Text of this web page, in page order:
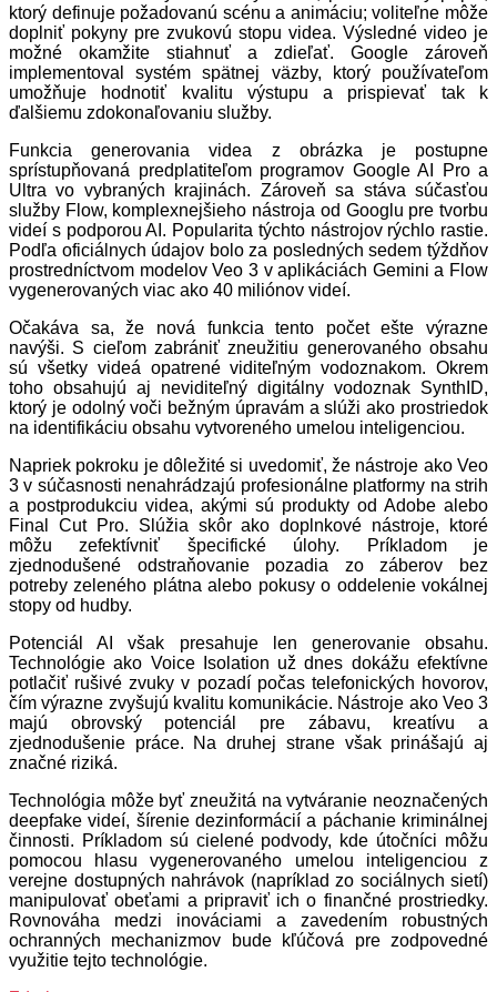
ktorý definuje požadovanú scénu a animáciu; voliteľne môže
doplniť pokyny pre zvukovú stopu videa. Výsledné video je
možné okamžite stiahnuť a zdieľať. Google zároveň
implementoval systém spätnej väzby, ktorý používateľom
umožňuje hodnotiť kvalitu výstupu a prispievať tak k
ďalšiemu zdokonaľovaniu služby.
Funkcia generovania videa z obrázka je postupne
sprístupňovaná predplatiteľom programov Google AI Pro a
Ultra vo vybraných krajinách. Zároveň sa stáva súčasťou
služby Flow, komplexnejšieho nástroja od Googlu pre tvorbu
videí s podporou AI. Popularita týchto nástrojov rýchlo rastie.
Podľa oficiálnych údajov bolo za posledných sedem týždňov
prostredníctvom modelov Veo 3 v aplikáciách Gemini a Flow
vygenerovaných viac ako 40 miliónov videí.
Očakáva sa, že nová funkcia tento počet ešte výrazne
navýši. S cieľom zabrániť zneužitiu generovaného obsahu
sú všetky videá opatrené viditeľným vodoznakom. Okrem
toho obsahujú aj neviditeľný digitálny vodoznak SynthID,
ktorý je odolný voči bežným úpravám a slúži ako prostriedok
na identifikáciu obsahu vytvoreného umelou inteligenciou.
Napriek pokroku je dôležité si uvedomiť, že nástroje ako Veo
3 v súčasnosti nenahrádzajú profesionálne platformy na strih
a postprodukciu videa, akými sú produkty od Adobe alebo
Final Cut Pro. Slúžia skôr ako doplnkové nástroje, ktoré
môžu zefektívniť špecifické úlohy. Príkladom je
zjednodušené odstraňovanie pozadia zo záberov bez
potreby zeleného plátna alebo pokusy o oddelenie vokálnej
stopy od hudby.
Potenciál AI však presahuje len generovanie obsahu.
Technológie ako Voice Isolation už dnes dokážu efektívne
potlačiť rušivé zvuky v pozadí počas telefonických hovorov,
čím výrazne zvyšujú kvalitu komunikácie. Nástroje ako Veo 3
majú obrovský potenciál pre zábavu, kreatívu a
zjednodušenie práce. Na druhej strane však prinášajú aj
značné riziká.
Technológia môže byť zneužitá na vytváranie neoznačených
deepfake videí, šírenie dezinformácií a páchanie kriminálnej
činnosti. Príkladom sú cielené podvody, kde útočníci môžu
pomocou hlasu vygenerovaného umelou inteligenciou z
verejne dostupných nahrávok (napríklad zo sociálnych sietí)
manipulovať obeťami a pripraviť ich o finančné prostriedky.
Rovnováha medzi inováciami a zavedením robustných
ochranných mechanizmov bude kľúčová pre zodpovedné
využitie tejto technológie.